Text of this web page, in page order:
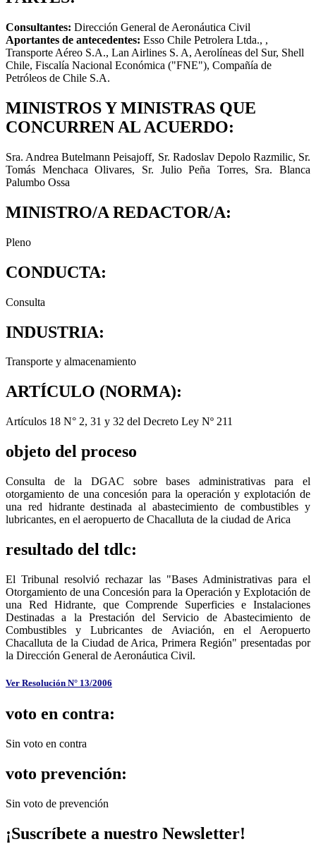
Consultantes: Dirección General de Aeronáutica Civil
Aportantes de antecedentes: Esso Chile Petrolera Ltda., ,
Transporte Aéreo S.A., Lan Airlines S. A, Aerolíneas del Sur, Shell
Chile, Fiscalía Nacional Económica ("FNE"), Compañía de
Petróleos de Chile S.A.
MINISTROS Y MINISTRAS QUE
CONCURREN AL ACUERDO:
Sra. Andrea Butelmann Peisajoff, Sr. Radoslav Depolo Razmilic, Sr.
Tomás Menchaca Olivares, Sr. Julio Peña Torres, Sra. Blanca
Palumbo Ossa
MINISTRO/A REDACTOR/A:
Pleno
CONDUCTA:
Consulta
INDUSTRIA:
Transporte y almacenamiento
ARTÍCULO (NORMA):
Artículos 18 N° 2, 31 y 32 del Decreto Ley Nº 211
objeto del proceso
Consulta de la DGAC sobre bases administrativas para el
otorgamiento de una concesión para la operación y explotación de
una red hidrante destinada al abastecimiento de combustibles y
lubricantes, en el aeropuerto de Chacalluta de la ciudad de Arica
resultado del tdlc:
El Tribunal resolvió rechazar las "Bases Administrativas para el
Otorgamiento de una Concesión para la Operación y Explotación de
una Red Hidrante, que Comprende Superficies e Instalaciones
Destinadas a la Prestación del Servicio de Abastecimiento de
Combustibles y Lubricantes de Aviación, en el Aeropuerto
Chacalluta de la Ciudad de Arica, Primera Región" presentadas por
la Dirección General de Aeronáutica Civil.
Ver Resolución N° 13/2006
voto en contra:
Sin voto en contra
voto prevención:
Sin voto de prevención
¡Suscríbete a nuestro Newsletter!